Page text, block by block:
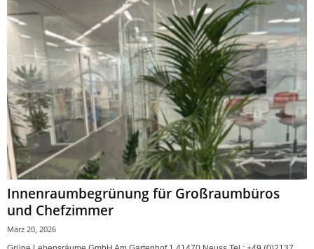
Innenraumbegrünung für Großraumbüros
und Chefzimmer
März 20, 2026